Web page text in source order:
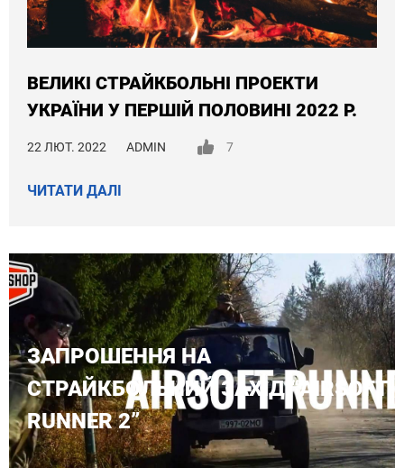
ВЕЛИКІ СТРАЙКБОЛЬНІ ПРОЕКТИ
УКРАЇНИ У ПЕРШІЙ ПОЛОВИНІ 2022 Р.
22 ЛЮТ. 2022 ADMIN 7
ЧИТАТИ ДАЛІ
ЗАПРОШЕННЯ НА
СТРАЙКБОЛЬНИЙ ЗАХІД “AIRSOFT
RUNNER 2”